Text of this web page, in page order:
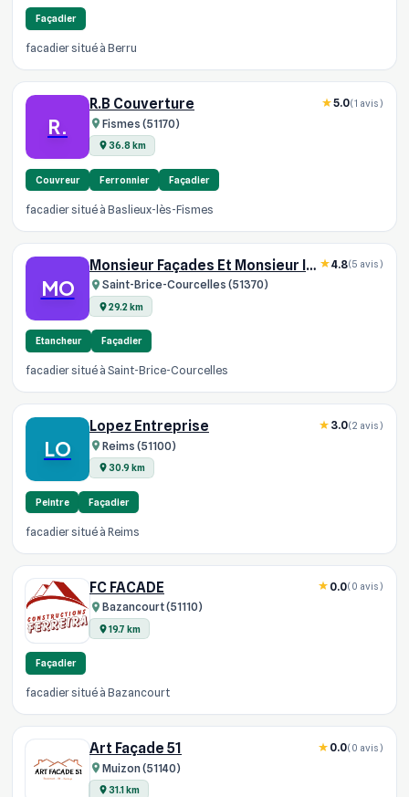
Façadier
facadier situé à Berru
R.
R.B Couverture
Fismes (51170)
36.8 km
5.0(1 avis)
Couvreur Ferronnier Façadier
facadier situé à Baslieux-lès-Fismes
MO
Monsieur Façades Et Monsieur Isolation
Saint-Brice-Courcelles (51370)
29.2 km
4.8(5 avis)
Etancheur Façadier
facadier situé à Saint-Brice-Courcelles
LO
Lopez Entreprise
Reims (51100)
30.9 km
3.0(2 avis)
Peintre Façadier
facadier situé à Reims
FC FACADE
Bazancourt (51110)
19.7 km
0.0(0 avis)
Façadier
facadier situé à Bazancourt
Art Façade 51
Muizon (51140)
31.1 km
0.0(0 avis)